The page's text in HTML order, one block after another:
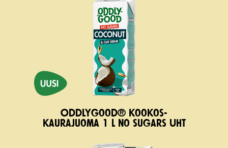
Oddlygood® kookos-
kau­rajuoma 1 l no sugars UHT